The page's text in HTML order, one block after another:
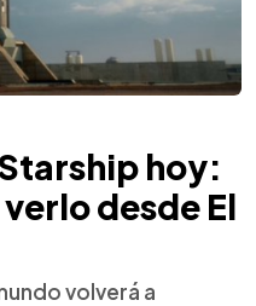
hoy:
desde El
volverá a